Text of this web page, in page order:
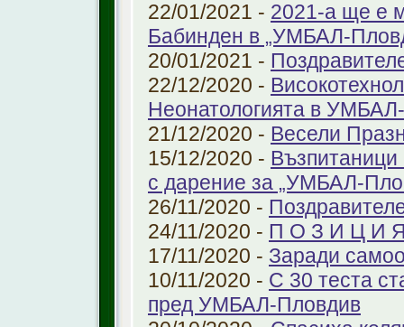
22/01/2021 - 2021-а ще е
Бабинден в „УМБАЛ-
20/01/2021 -
22/12/2020 -
Неонатологията в
21/12/2020 - Весели
15/12/2020 -
с дарение за „УМБАЛ-
26/11/2020 -
24/11/2020 - П О З И Ц И
17/11/2020 - Заради
10/11/2020 - С 30 теста
пред УМБАЛ-Пловдив